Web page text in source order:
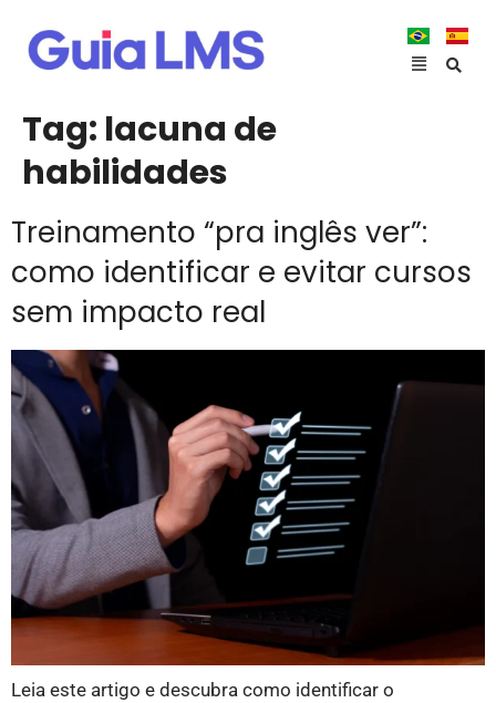
Tag: lacuna de
habilidades
Treinamento “pra inglês ver”:
como identificar e evitar cursos
sem impacto real
Leia este artigo e descubra como identificar o